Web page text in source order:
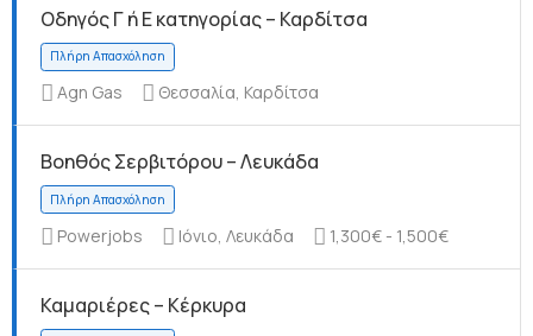
Πλήρη Απασχόληση
Πλήρη Απασχόληση
Οδηγός Γ ή Ε κατηγορίας – Καρδίτσα
Agn Gas Θεσσαλία, Καρδίτσα
Βοηθός Σερβιτόρου – Λευκάδα
Powerjobs Ιόνιο, Λευκάδα 1,300€ - 1,500€
Καμαριέρες – Κέρκυρα